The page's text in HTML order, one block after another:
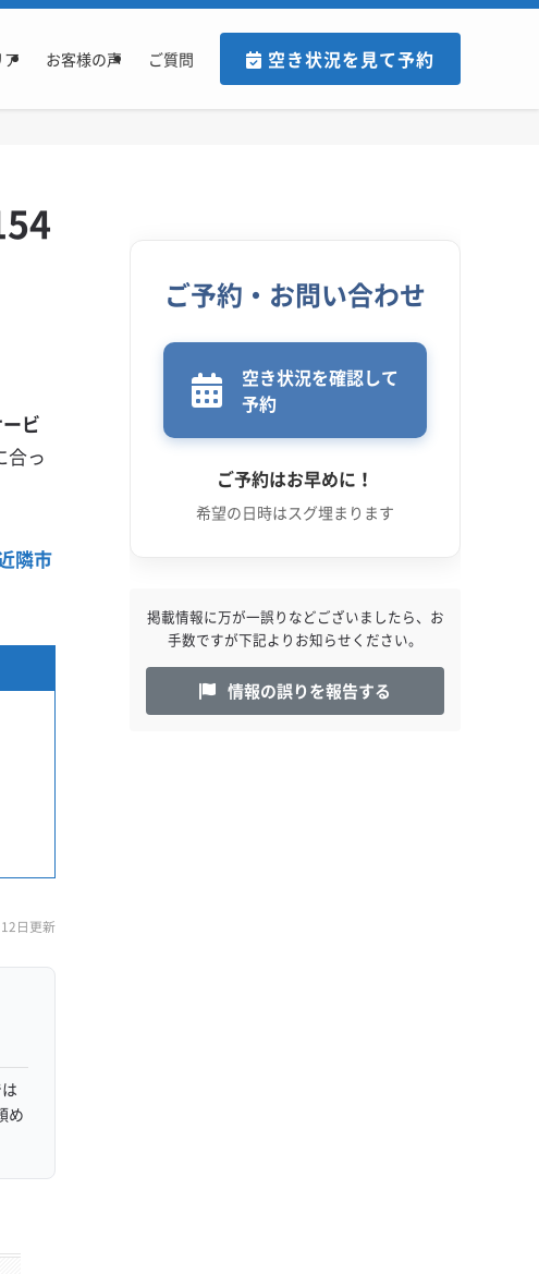
お客様の声 ご質問 空き状況を見て予約
ビ
合っ
隣市
日更新
め
ご予約・お問い合わせ
空き状況を確認して
予約
ご予約はお早めに！
希望の日時はスグ埋まります
掲載情報に万が一誤りなどございましたら、お
手数ですが下記よりお知らせください。
情報の誤りを報告する